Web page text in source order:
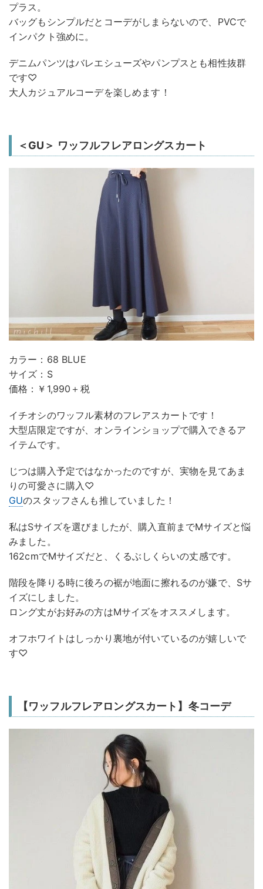
プラス。
バッグもシンプルだとコーデがしまらないので、PVCで
インパクト強めに。
デニムパンツはバレエシューズやパンプスとも相性抜群
です♡
大人カジュアルコーデを楽しめます！
＜GU＞ ワッフルフレアロングスカート
カラー：68 BLUE
サイズ：S
価格：￥1,990＋税
イチオシのワッフル素材のフレアスカートです！
大型店限定ですが、オンラインショップで購入できるア
イテムです。
じつは購入予定ではなかったのですが、実物を見てあま
りの可愛さに購入♡
GUのスタッフさんも推していました！
私はSサイズを選びましたが、購入直前までMサイズと悩
みました。
162cmでMサイズだと、くるぶしくらいの丈感です。
階段を降りる時に後ろの裾が地面に擦れるのが嫌で、Sサ
イズにしました。
ロング丈がお好みの方はMサイズをオススメします。
オフホワイトはしっかり裏地が付いているのが嬉しいで
す♡
【ワッフルフレアロングスカート】冬コーデ